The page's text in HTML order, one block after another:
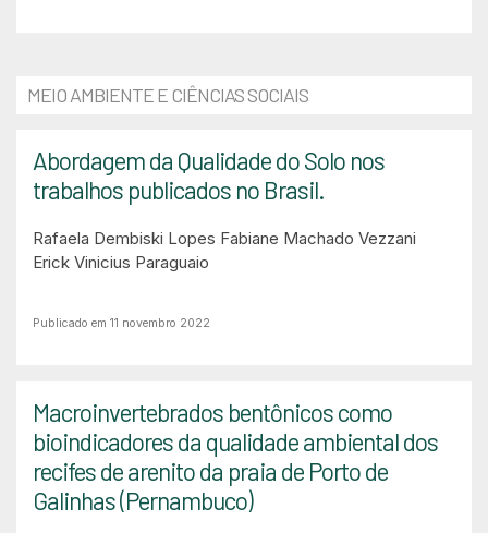
MEIO AMBIENTE E CIÊNCIAS SOCIAIS
Abordagem da Qualidade do Solo nos
trabalhos publicados no Brasil.
Rafaela Dembiski Lopes Fabiane Machado Vezzani
Erick Vinicius Paraguaio
Publicado em 11 novembro 2022
Macroinvertebrados bentônicos como
bioindicadores da qualidade ambiental dos
recifes de arenito da praia de Porto de
Galinhas (Pernambuco)